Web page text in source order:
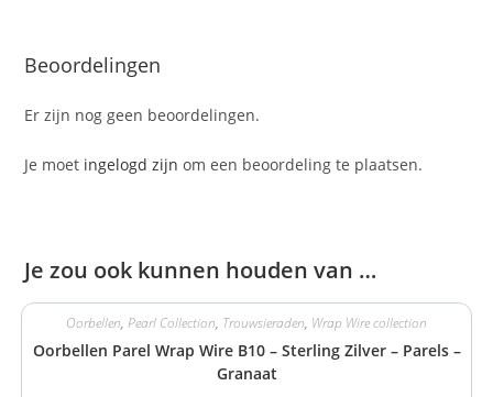
Beoordelingen
Er zijn nog geen beoordelingen.
Je moet ingelogd zijn om een beoordeling te plaatsen.
Je zou ook kunnen houden van …
Oorbellen, Pearl Collection, Trouwsieraden, Wrap Wire collection
Oorbellen Parel Wrap Wire B10 – Sterling Zilver – Parels –
Granaat